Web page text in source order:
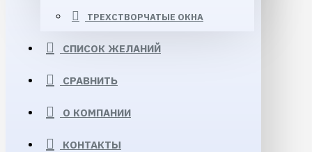
ТРЕХСТВОРЧАТЫЕ ОКНА
СПИСОК ЖЕЛАНИЙ
СРАВНИТЬ
О КОМПАНИИ
КОНТАКТЫ